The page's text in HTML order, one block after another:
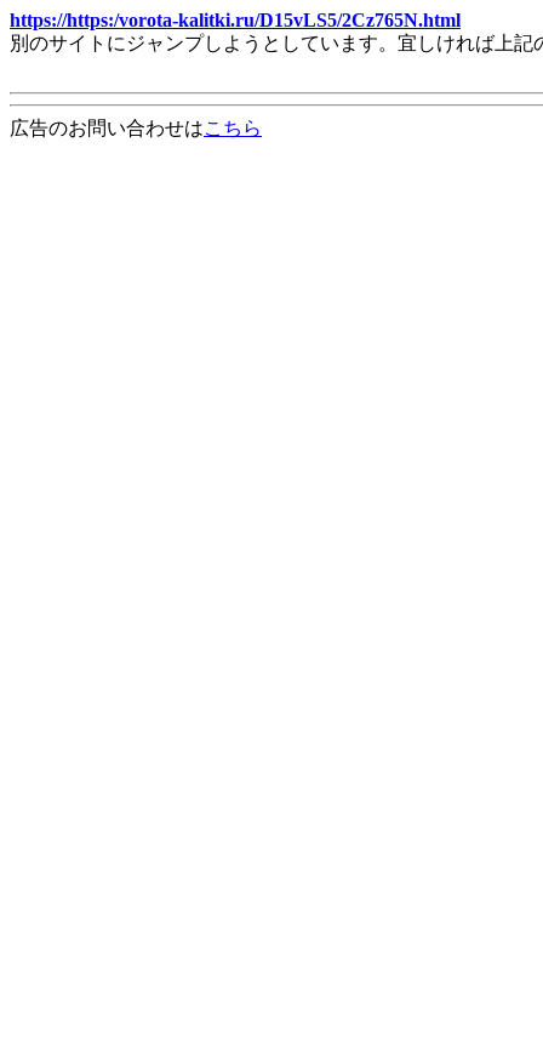
https://https:/vorota-kalitki.ru/D15vLS5/2Cz765N.html
別のサイトにジャンプしようとしています。宜しければ上
広告のお問い合わせはこちら